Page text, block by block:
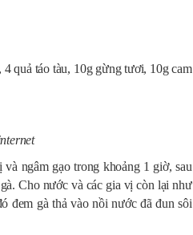
quả táo tàu, 10g gừng tươi, 10g cam
ngâm gạo trong khoảng 1 giờ, sau
Cho nước và các gia vị còn lại như
đem gà thả vào nồi nước đã đun sôi